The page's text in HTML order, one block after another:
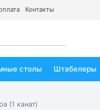
Контакты
столы Штабелеры
(1 канат)